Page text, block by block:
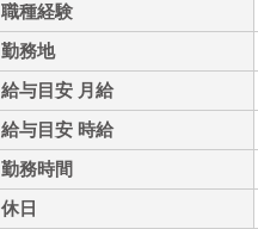
職種経験
勤務地
給与目安 月給
給与目安 時給
勤務時間
休日